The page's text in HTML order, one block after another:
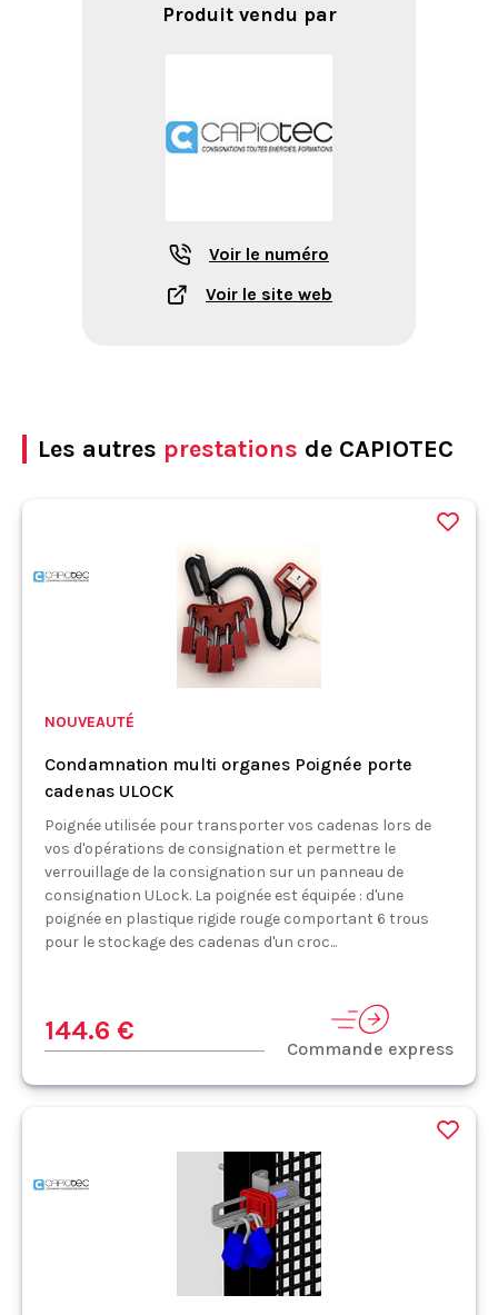
Produit vendu par
Voir le numéro
Voir le site web
Les autres prestations de CAPIOTEC
NOUVEAUTÉ
Condamnation multi organes Poignée porte
cadenas ULOCK
Poignée utilisée pour transporter vos cadenas lors de
vos d'opérations de consignation et permettre le
verrouillage de la consignation sur un panneau de
consignation ULock. La poignée est équipée : d'une
poignée en plastique rigide rouge comportant 6 trous
pour le stockage des cadenas d'un croc...
144.6 €
Commande express